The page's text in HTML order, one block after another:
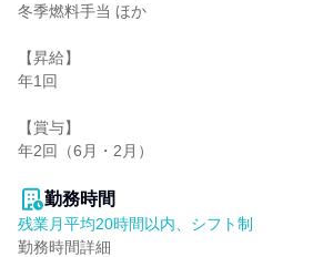
冬季燃料手当 ほか
【昇給】
年1回
【賞与】
年2回（6月・2月）
勤務時間
残業月平均20時間以内、シフト制
勤務時間詳細